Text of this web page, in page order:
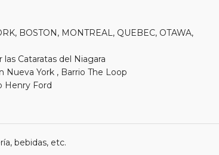
BOSTON, MONTREAL, QUEBEC, OTAWA,
Cataratas del Niagara
Nueva York , Barrio The Loop
Henry Ford
bebidas, etc.